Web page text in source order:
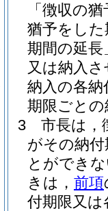
「徴収の
猶予をし
期間の延
又は納入
納入の各納
期限ごと
3
市長は，
がその納
とができ
きは， 前項
付期限又